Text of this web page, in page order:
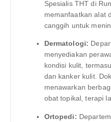
Spesialis THT di
memanfaatkan alat
canggih untuk
Dermatologi:
menyediakan
kondisi kulit,
dan kanker kulit.
menawarkan
obat topikal, terapi
Ortopedi: